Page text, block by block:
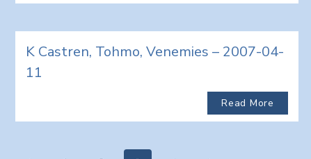
K Castren, Tohmo, Venemies – 2007-04-
11
Read More